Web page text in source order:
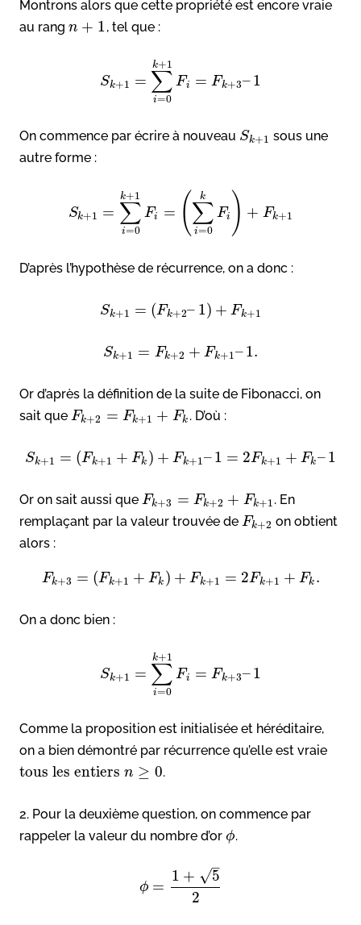
Montrons alors que cette propriété est encore vraie
au rang n + 1, tel que :
Sk+1 = ∑
i=0
k+1
Fi = Fk+3– 1
On commence par écrire à nouveau Sk+1 sous une
autre forme :
Sk+1 = ∑
i=0
k+1
Fi = (∑
i=0
k
Fi ) + Fk+1
D’après l’hypothèse de récurrence, on a donc :
Sk+1 = (Fk+2– 1) + Fk+1
Sk+1 = Fk+2 + Fk+1–1.
Or d’après la définition de la suite de Fibonacci, on
sait que Fk+2 = Fk+1 + Fk . D’où :
Sk+1 = (Fk+1 + Fk ) + Fk+1– 1 = 2Fk+1 + Fk–1
Or on sait aussi que Fk+3 = Fk+2 + Fk+1. En
remplaçant par la valeur trouvée de Fk+2 on obtient
alors :
Fk+3 = (Fk+1 + Fk ) + Fk+1 = 2Fk+1 + Fk .
On a donc bien :
Sk+1 = ∑
i=0
k+1
Fi = Fk+3– 1
Comme la proposition est initialisée et héréditaire,
on a bien démontré par récurrence qu’elle est vraie
tous les entiers n ≥ 0.
2. Pour la deuxième question, on commence par
rappeler la valeur du nombre d’or ϕ.
ϕ =
1 + 5
–
√
2